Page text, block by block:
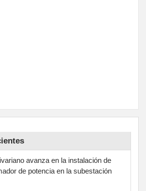
avanza en la instalación de
de potencia en la subestación